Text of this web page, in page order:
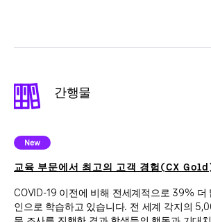
간행물
New
교육 부문에서 최고의 고객 경험(CX
COVID-19 이전에 비해 전세계적으로 39% 더
인으로 학습하고 있습니다. 전 세계 각지의